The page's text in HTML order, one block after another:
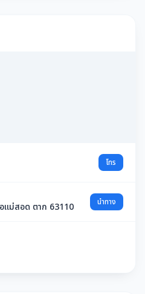
โทร
แม่สอด ตาก 63110 นำทาง